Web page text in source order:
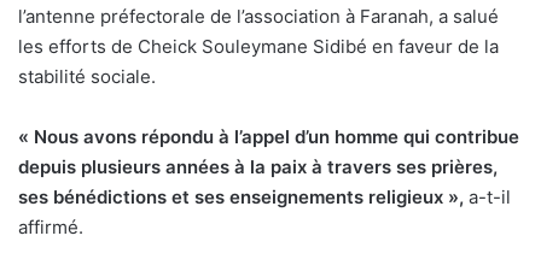
l’antenne préfectorale de l’association à Faranah, a salué
les efforts de Cheick Souleymane Sidibé en faveur de la
stabilité sociale.
« Nous avons répondu à l’appel d’un homme qui contribue
depuis plusieurs années à la paix à travers ses prières,
ses bénédictions et ses enseignements religieux », a-t-il
affirmé.